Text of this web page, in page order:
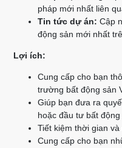
pháp mới nhất liên
Tin tức dự án: Cập
động sản mới nhất
Lợi ích:
Cung cấp cho bạn
trường bất động sản
Giúp bạn đưa ra
hoặc đầu tư bất động
Tiết kiệm thời gian
Cung cấp cho bạn